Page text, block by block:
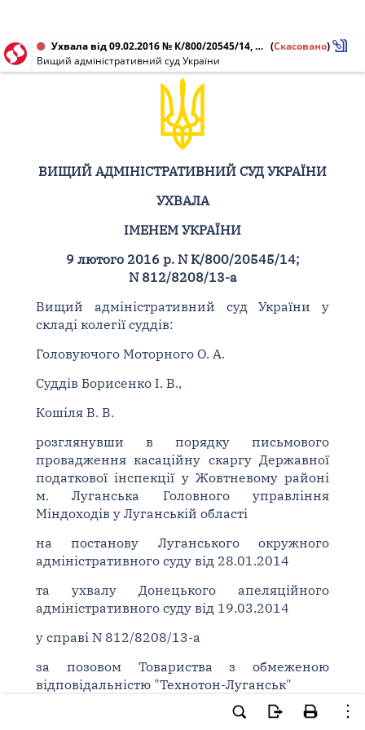
Ухвала від 09.02.2016 № К/800/20545/14, 812/8208/13-а (Скасовано)
Вищий адміністративний суд України
ВИЩИЙ АДМІНІСТРАТИВНИЙ СУД УКРАЇНИ
УХВАЛА
ІМЕНЕМ УКРАЇНИ
9 лютого 2016 р. N К/800/20545/14;
N 812/8208/13-а
Вищий адміністративний суд України у
складі колегії суддів:
Головуючого Моторного О. А.
Суддів Борисенко І. В.,
Кошіля В. В.
розглянувши в порядку письмового
провадження касаційну скаргу Державної
податкової інспекції у Жовтневому районі
м. Луганська Головного управління
Міндоходів у Луганській області
на постанову Луганського окружного
адміністративного суду від 28.01.2014
та ухвалу Донецького апеляційного
адміністративного суду від 19.03.2014
у справі N 812/8208/13-а
за позовом Товариства з обмеженою
відповідальністю "Технотон-Луганськ"
до Державної податкової інспекції у